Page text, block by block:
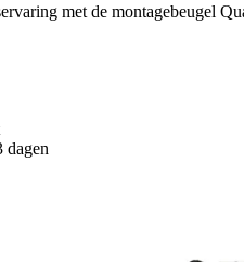
met de montagebeugel
dagen